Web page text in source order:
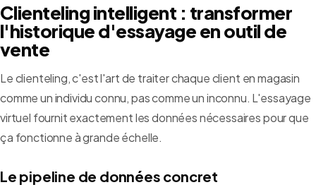
Clienteling intelligent : transformer
l'historique d'essayage en outil de
vente
Le clienteling, c'est l'art de traiter chaque client en magasin
comme un individu connu, pas comme un inconnu. L'essayage
virtuel fournit exactement les données nécessaires pour que
ça fonctionne à grande échelle.
Le pipeline de données concret